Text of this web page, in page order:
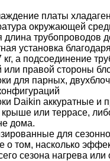
платы
окружающей
длина трубопроводов
установка
кг, а подсоединение
или правой стороны
для парных,
Daikin аккуратные и
крыше или террасе,
дома.
для
о том, насколько
сезона нагрева